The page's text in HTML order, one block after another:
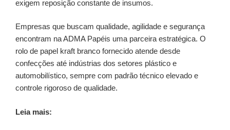
exigem reposição constante de insumos.
Empresas que buscam qualidade, agilidade e segurança
encontram na ADMA Papéis uma parceira estratégica. O
rolo de papel kraft branco fornecido atende desde
confecções até indústrias dos setores plástico e
automobilístico, sempre com padrão técnico elevado e
controle rigoroso de qualidade.
Leia mais: